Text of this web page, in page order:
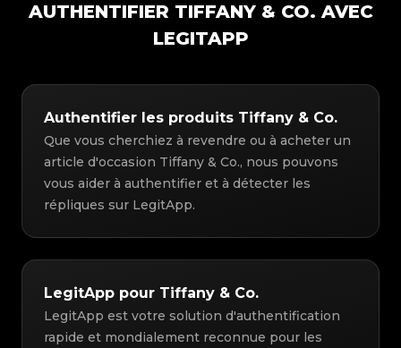
AUTHENTIFIER TIFFANY & CO. AVEC
LEGITAPP
Authentifier les produits Tiffany & Co.
Que vous cherchiez à revendre ou à acheter un
article d'occasion Tiffany & Co., nous pouvons
vous aider à authentifier et à détecter les
répliques sur LegitApp.
LegitApp pour Tiffany & Co.
LegitApp est votre solution d'authentification
rapide et mondialement reconnue pour les